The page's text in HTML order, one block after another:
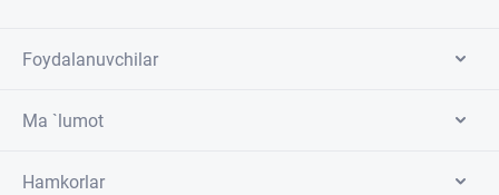
Foydalanuvchilar
Ma `lumot
Hamkorlar